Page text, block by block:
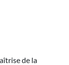
de la